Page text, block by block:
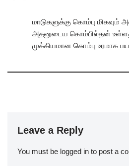
மாடுகளுக்கு கொம்பு மிகவும்
அதனுடைய கொம்பில்தன் உள்ளது
முக்கியமான கொம்பு உரமாக
Leave a Reply
You must be logged in to post a